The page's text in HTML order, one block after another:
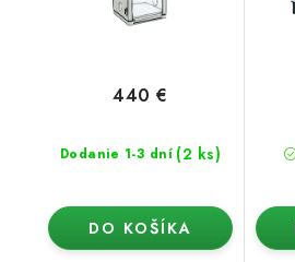
Dodanie 1-3 dní (2 ks)
440 €
DO KOŠÍKA